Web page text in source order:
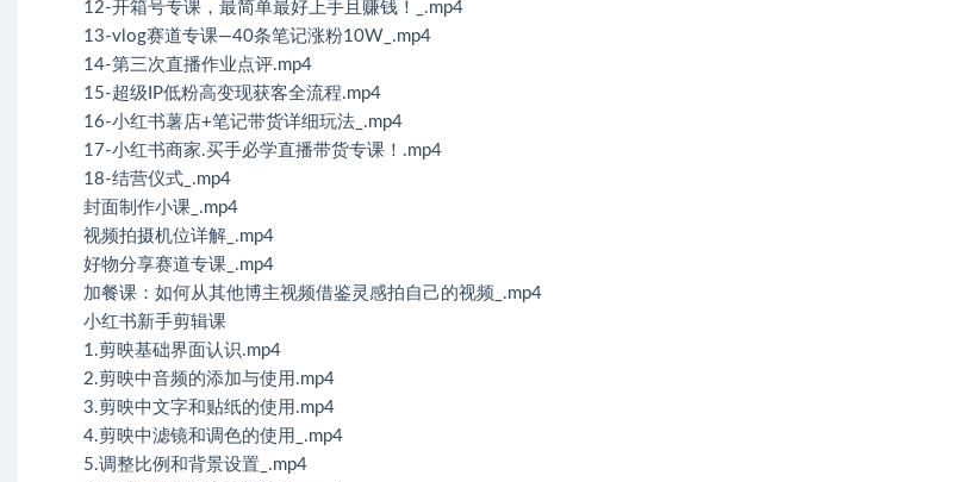
12-开箱号专课，最简单最好上手且赚钱！_.mp4
13-vlog赛道专课—40条笔记涨粉10W_.mp4
14-第三次直播作业点评.mp4
15-超级IP低粉高变现获客全流程.mp4
16-小红书薯店+笔记带货详细玩法_.mp4
17-小红书商家.买手必学直播带货专课！.mp4
18-结营仪式_.mp4
封面制作小课_.mp4
视频拍摄机位详解_.mp4
好物分享赛道专课_.mp4
加餐课：如何从其他博主视频借鉴灵感拍自己的视频_.mp4
小红书新手剪辑课
1.剪映基础界面认识.mp4
2.剪映中音频的添加与使用.mp4
3.剪映中文字和贴纸的使用.mp4
4.剪映中滤镜和调色的使用_.mp4
5.调整比例和背景设置_.mp4